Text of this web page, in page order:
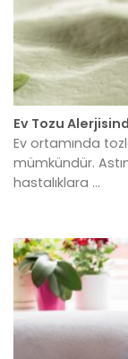
Ev Tozu
Ev ortamında
mümkündür.
hastalıklara ...